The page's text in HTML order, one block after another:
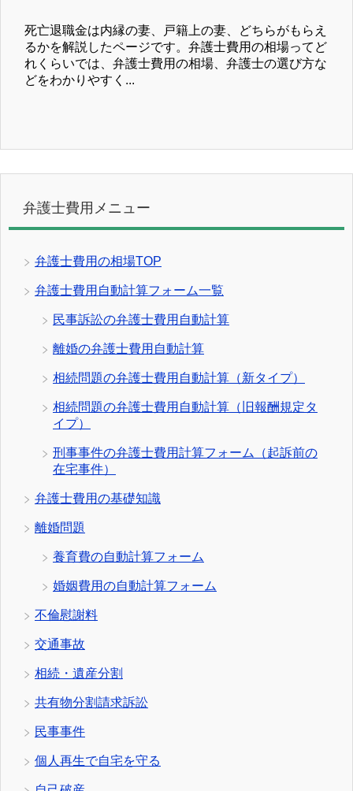
死亡退職金は内縁の妻、戸籍上の妻、どちらがもらえ
るかを解説したページです。弁護士費用の相場ってど
れくらいでは、弁護士費用の相場、弁護士の選び方な
どをわかりやすく...
弁護士費用メニュー
弁護士費用の相場TOP
弁護士費用自動計算フォーム一覧
民事訴訟の弁護士費用自動計算
離婚の弁護士費用自動計算
相続問題の弁護士費用自動計算（新タイプ）
相続問題の弁護士費用自動計算（旧報酬規定タ
イプ）
刑事事件の弁護士費用計算フォーム（起訴前の
在宅事件）
弁護士費用の基礎知識
離婚問題
養育費の自動計算フォーム
婚姻費用の自動計算フォーム
不倫慰謝料
交通事故
相続・遺産分割
共有物分割請求訴訟
民事事件
個人再生で自宅を守る